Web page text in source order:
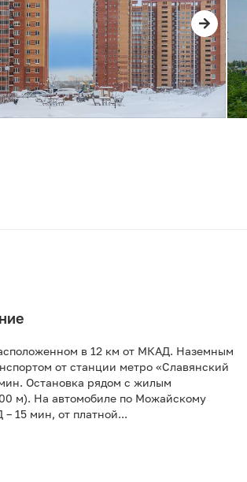
в 12 км от МКАД. Наземным
от станции метро «Славянский
Остановка рядом с жилым
м). На автомобиле по Можайскому
15 мин, от платной...